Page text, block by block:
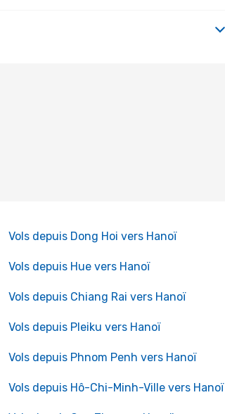
Vols depuis Dong Hoi vers Hanoï
Vols depuis Hue vers Hanoï
Vols depuis Chiang Rai vers Hanoï
Vols depuis Pleiku vers Hanoï
Vols depuis Phnom Penh vers Hanoï
Vols depuis Hô-Chi-Minh-Ville vers Hanoï